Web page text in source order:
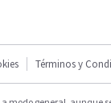
Términos y